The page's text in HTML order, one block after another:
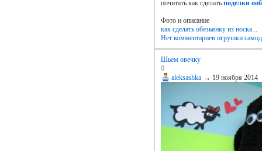
почитать как сделатьподелки
Фото и описание
как сделать обезьянку из носка...
Нет комментариев игрушки
Шьем овечку
0
aleksashka → 19 ноября 2014